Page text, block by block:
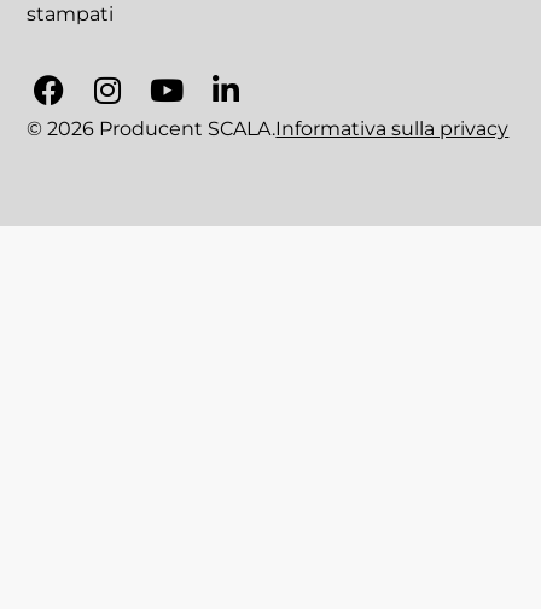
stampati
© 2026 Producent SCALA.Informativa sulla privacy